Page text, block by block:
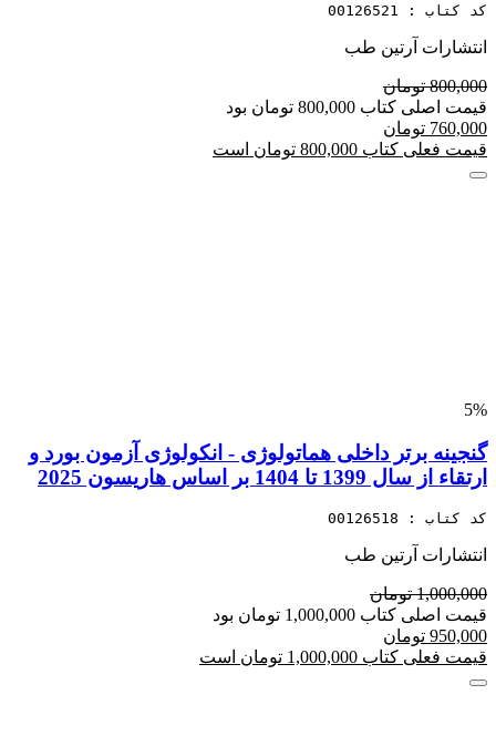
کد کتاب : 00126521
انتشارات آرتین طب
800,000 تومان
قیمت اصلی کتاب 800,000 تومان بود
760,000 تومان
قیمت فعلی کتاب 800,000 تومان است
5%
گنجینه برتر داخلی هماتولوژی - انکولوژی آزمون بورد و
ارتقاء از سال 1399 تا 1404 بر اساس هاریسون 2025
کد کتاب : 00126518
انتشارات آرتین طب
1,000,000 تومان
قیمت اصلی کتاب 1,000,000 تومان بود
950,000 تومان
قیمت فعلی کتاب 1,000,000 تومان است